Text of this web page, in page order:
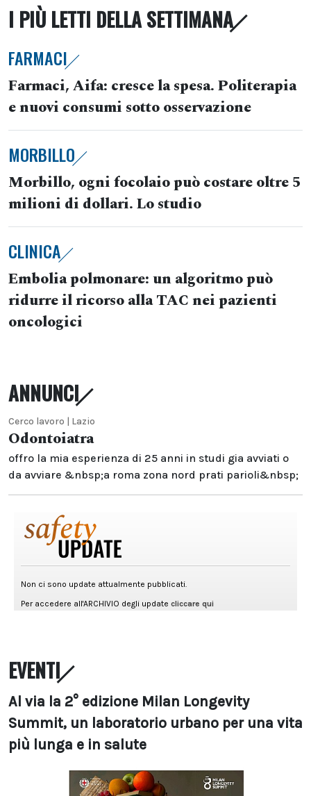
I PIÙ LETTI DELLA SETTIMANA
FARMACI
Farmaci, Aifa: cresce la spesa. Politerapia
e nuovi consumi sotto osservazione
MORBILLO
Morbillo, ogni focolaio può costare oltre 5
milioni di dollari. Lo studio
CLINICA
Embolia polmonare: un algoritmo può
ridurre il ricorso alla TAC nei pazienti
oncologici
ANNUNCI
Cerco lavoro | Lazio
Odontoiatra
offro la mia esperienza di 25 anni in studi gia avviati o
da avviare &nbsp;a roma zona nord prati parioli&nbsp;
EVENTI
Al via la 2° edizione Milan Longevity
Summit, un laboratorio urbano per una vita
più lunga e in salute